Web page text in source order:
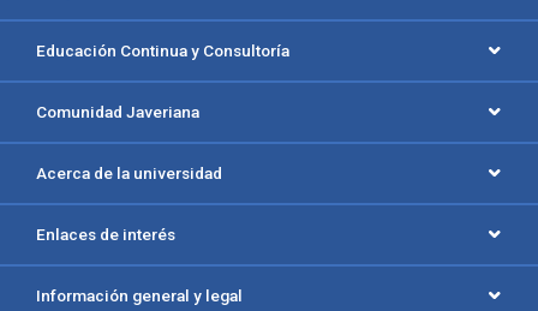
Educación Continua y Consultoría
Comunidad Javeriana
Acerca de la universidad
Enlaces de interés
Información general y legal